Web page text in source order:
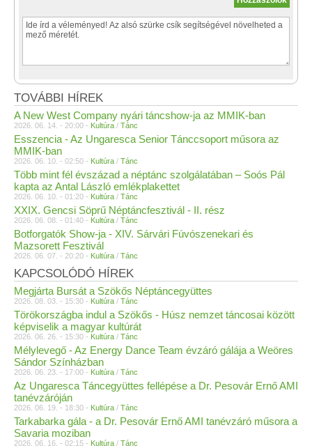
TOVÁBBI HÍREK
A New West Company nyári táncshow-ja az MMIK-ban
2026. 06. 14. - 20:00 - Kultúra / Tánc
Esszencia - Az Ungaresca Senior Tánccsoport műsora az
MMIK-ban
2026. 06. 10. - 02:50 - Kultúra / Tánc
Több mint fél évszázad a néptánc szolgálatában – Soós Pál
kapta az Antal László emlékplakettet
2026. 06. 10. - 01:20 - Kultúra / Tánc
XXIX. Gencsi Söprű Néptáncfesztivál - II. rész
2026. 06. 08. - 01:40 - Kultúra / Tánc
Botforgatók Show-ja - XIV. Sárvári Fúvószenekari és
Mazsorett Fesztivál
2026. 06. 07. - 20:20 - Kultúra / Tánc
KAPCSOLÓDÓ HÍREK
Megjárta Bursát a Szökős Néptáncegyüttes
2026. 08. 03. - 15:30 - Kultúra / Tánc
Törökországba indul a Szökős - Húsz nemzet táncosai között
képviselik a magyar kultúrát
2026. 06. 26. - 15:30 - Kultúra / Tánc
Mélylevegő - Az Energy Dance Team évzáró gálája a Weöres
Sándor Színházban
2026. 06. 23. - 17:00 - Kultúra / Tánc
Az Ungaresca Táncegyüttes fellépése a Dr. Pesovár Ernő AMI
tanévzáróján
2026. 06. 19. - 18:30 - Kultúra / Tánc
Tarkabarka gála - a Dr. Pesovár Ernő AMI tanévzáró műsora a
Savaria moziban
2026. 06. 16. - 02:15 - Kultúra / Tánc